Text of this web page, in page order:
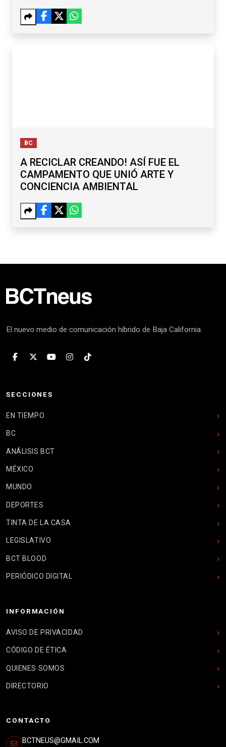
BC
A RECICLAR CREANDO! ASÍ FUE EL
CAMPAMENTO QUE UNIÓ ARTE Y
CONCIENCIA AMBIENTAL
El nuevo medio de comunicación híbrido de Baja California.
SECCIONES
EN TIEMPO
BC
ANÁLISIS BCT
MÉXICO
MUNDO
DEPORTES
TINTA DE LA CASA
LEGISLATIVO
BCT BLOOD
PERIÓDICO DIGITAL
INFORMACIÓN
AVISO DE PRIVACIDAD
CÓDIGO DE ÉTICA
QUIENES SOMOS
DIRECTORIO
CONTACTO
BCTNEUS@GMAIL.COM